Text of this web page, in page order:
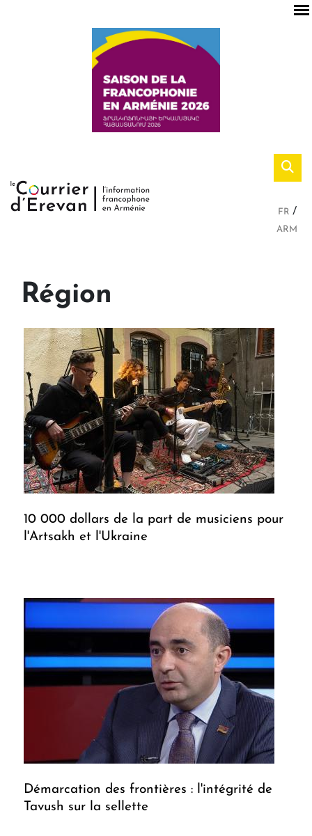
FR
ARM
Région
10 000 dollars de la part de musiciens pour
l'Artsakh et l'Ukraine
Démarcation des frontières : l'intégrité de
Tavush sur la sellette